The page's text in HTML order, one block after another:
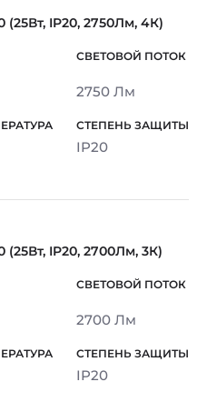
(25Вт, IP20, 2750Лм, 4К)
2750 Лм
IP20
(25Вт, IP20, 2700Лм, 3К)
2700 Лм
IP20